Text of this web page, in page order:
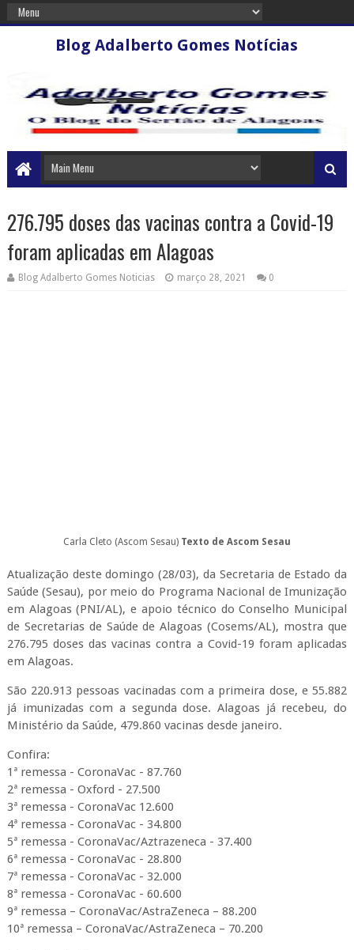
Blog Adalberto Gomes Notícias
276.795 doses das vacinas contra a Covid-19
foram aplicadas em Alagoas
Blog Adalberto Gomes Noticias março 28, 2021 0
Carla Cleto (Ascom Sesau) Texto de Ascom Sesau
Atualização deste domingo (28/03), da Secretaria de Estado da
Saúde (Sesau), por meio do Programa Nacional de Imunização
em Alagoas (PNI/AL), e apoio técnico do Conselho Municipal
de Secretarias de Saúde de Alagoas (Cosems/AL), mostra que
276.795 doses das vacinas contra a Covid-19 foram aplicadas
em Alagoas.
São 220.913 pessoas vacinadas com a primeira dose, e 55.882
já imunizadas com a segunda dose. Alagoas já recebeu, do
Ministério da Saúde, 479.860 vacinas desde janeiro.
Confira:
1ª remessa - CoronaVac - 87.760
2ª remessa - Oxford - 27.500
3ª remessa - CoronaVac 12.600
4ª remessa - CoronaVac - 34.800
5ª remessa - CoronaVac/Aztrazeneca - 37.400
6ª remessa - CoronaVac - 28.800
7ª remessa - CoronaVac - 32.000
8ª remessa - CoronaVac - 60.600
9ª remessa – CoronaVac/AstraZeneca – 88.200
10ª remessa – CoronaVac/AstraZeneca – 70.200